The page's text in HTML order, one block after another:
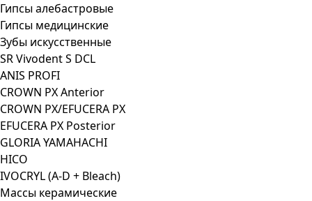
Гипсы алебастровые
Гипсы медицинские
Зубы искусственные
SR Vivodent S DCL
ANIS PROFI
CROWN PX Anterior
CROWN PX/EFUCERA PX
EFUCERA PX Posterior
GLORIA YAMAHACHI
HICO
IVOCRYL (A-D + Bleach)
Массы керамические